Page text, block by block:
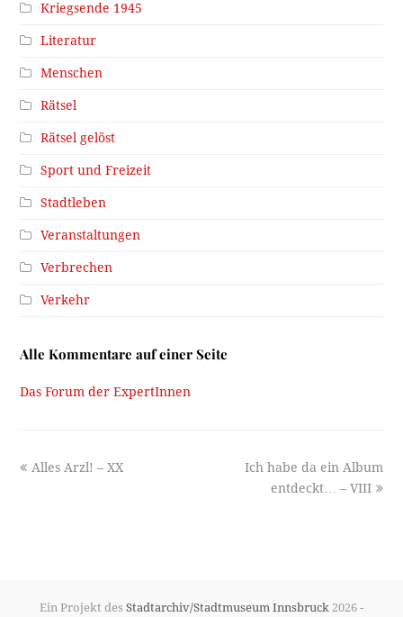
Kriegsende 1945
Literatur
Menschen
Rätsel
Rätsel gelöst
Sport und Freizeit
Stadtleben
Veranstaltungen
Verbrechen
Verkehr
Alle Kommentare auf einer Seite
Das Forum der ExpertInnen
previous
Alles Arzl! – XX
next
post:
Ich habe da ein Album
entdeckt… – VIII
Ein Projekt des Stadtarchiv/Stadtmuseum Innsbruck 2026 -